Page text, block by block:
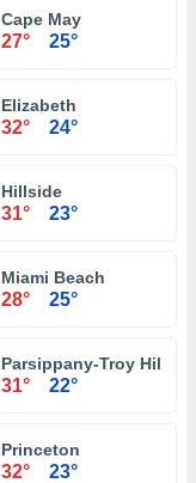
Cape May
27° 25°
Elizabeth
32° 24°
Hillside
31° 23°
Miami Beach
28° 25°
Parsippany-Troy Hills
31° 22°
Princeton
32° 23°